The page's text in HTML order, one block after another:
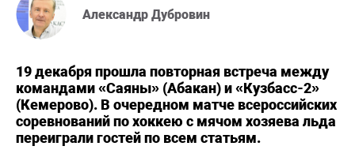
Александр Дубровин
19 декабря прошла повторная встреча между
командами «Саяны» (Абакан) и «Кузбасс-2»
(Кемерово). В очередном матче всероссийских
соревнований по хоккею с мячом хозяева льда
переиграли гостей по всем статьям.